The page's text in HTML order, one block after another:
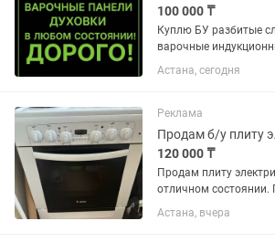
100 000 ₸
Куплю БУ разбитые
варочные
в любом состоянии
пишите отправляйте
Астана, сегодня
Реклама
Продам б/у плиту
120 000 ₸
Продам плиту
отличном состоянии.
всего 6 месяцев.
что в новой квартире
Астана, вчера